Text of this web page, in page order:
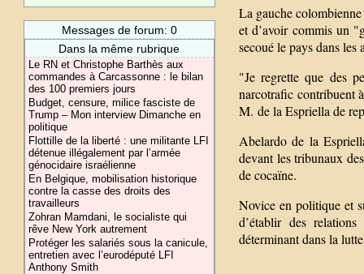
Messages de forum: 0
Dans la même rubrique
Le RN et Christophe Barthès aux
commandes à Carcassonne : le bilan
des 100 premiers jours
Budget, censure, milice fasciste de
Trump – Mon interview Dimanche en
politique
Flottille de la liberté : une militante LFI
détenue illégalement par l’armée
génocidaire israélienne
En Belgique, mobilisation historique
contre la casse des droits des
travailleurs
Zohran Mamdani, le socialiste qui
rêve New York autrement
Protéger les salariés sous la canicule,
entretien avec l’eurodéputé LFI
Anthony Smith
La gauche
et d’avoir commis un
secoué le pays dans les
"Je regrette que des
narcotrafic contribuent
M. de la Espriella de
Abelardo de la
devant les tribunaux
de cocaïne.
Novice en politique et
d’établir des
déterminant dans la